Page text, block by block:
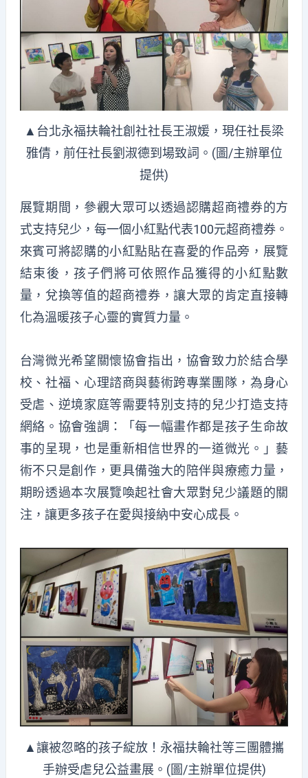
▲台北永福扶輪社創社社長王淑媛，現任社長梁
雅倩，前任社長劉淑德到場致詞。(圖/主辦單位
提供)
展覽期間，參觀大眾可以透過認購超商禮券的方
式支持兒少，每一個小紅點代表100元超商禮券。
來賓可將認購的小紅點貼在喜愛的作品旁，展覽
結束後，孩子們將可依照作品獲得的小紅點數
量，兌換等值的超商禮券，讓大眾的肯定直接轉
化為溫暖孩子心靈的實質力量。
台灣微光希望關懷協會指出，協會致力於結合學
校、社福、心理諮商與藝術跨專業團隊，為身心
受虐、逆境家庭等需要特別支持的兒少打造支持
網絡。協會強調：「每一幅畫作都是孩子生命故
事的呈現，也是重新相信世界的一道微光。」藝
術不只是創作，更具備強大的陪伴與療癒力量，
期盼透過本次展覽喚起社會大眾對兒少議題的關
注，讓更多孩子在愛與接納中安心成長。
▲讓被忽略的孩子綻放！永福扶輪社等三團體攜
手辦受虐兒公益畫展。(圖/主辦單位提供)